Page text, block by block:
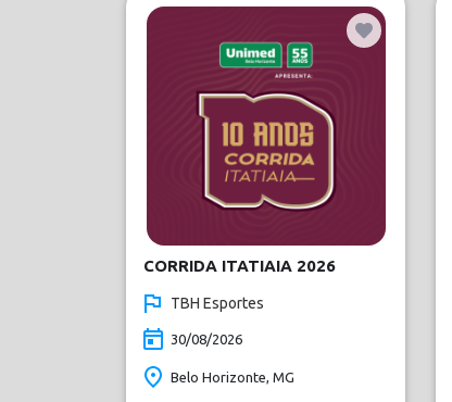
CORRIDA ITATIAIA 2026
TBH Esportes
30/08/2026
Belo Horizonte, MG